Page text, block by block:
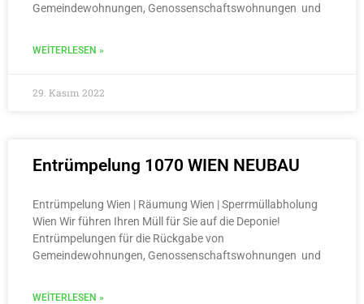
Gemeindewohnungen, Genossenschaftswohnungen und
WEITERLESEN »
29. Kasım 2022
Entrümpelung 1070 WIEN NEUBAU
Entrümpelung Wien | Räumung Wien | Sperrmüllabholung
Wien Wir führen Ihren Müll für Sie auf die Deponie!
Entrümpelungen für die Rückgabe von
Gemeindewohnungen, Genossenschaftswohnungen und
WEITERLESEN »